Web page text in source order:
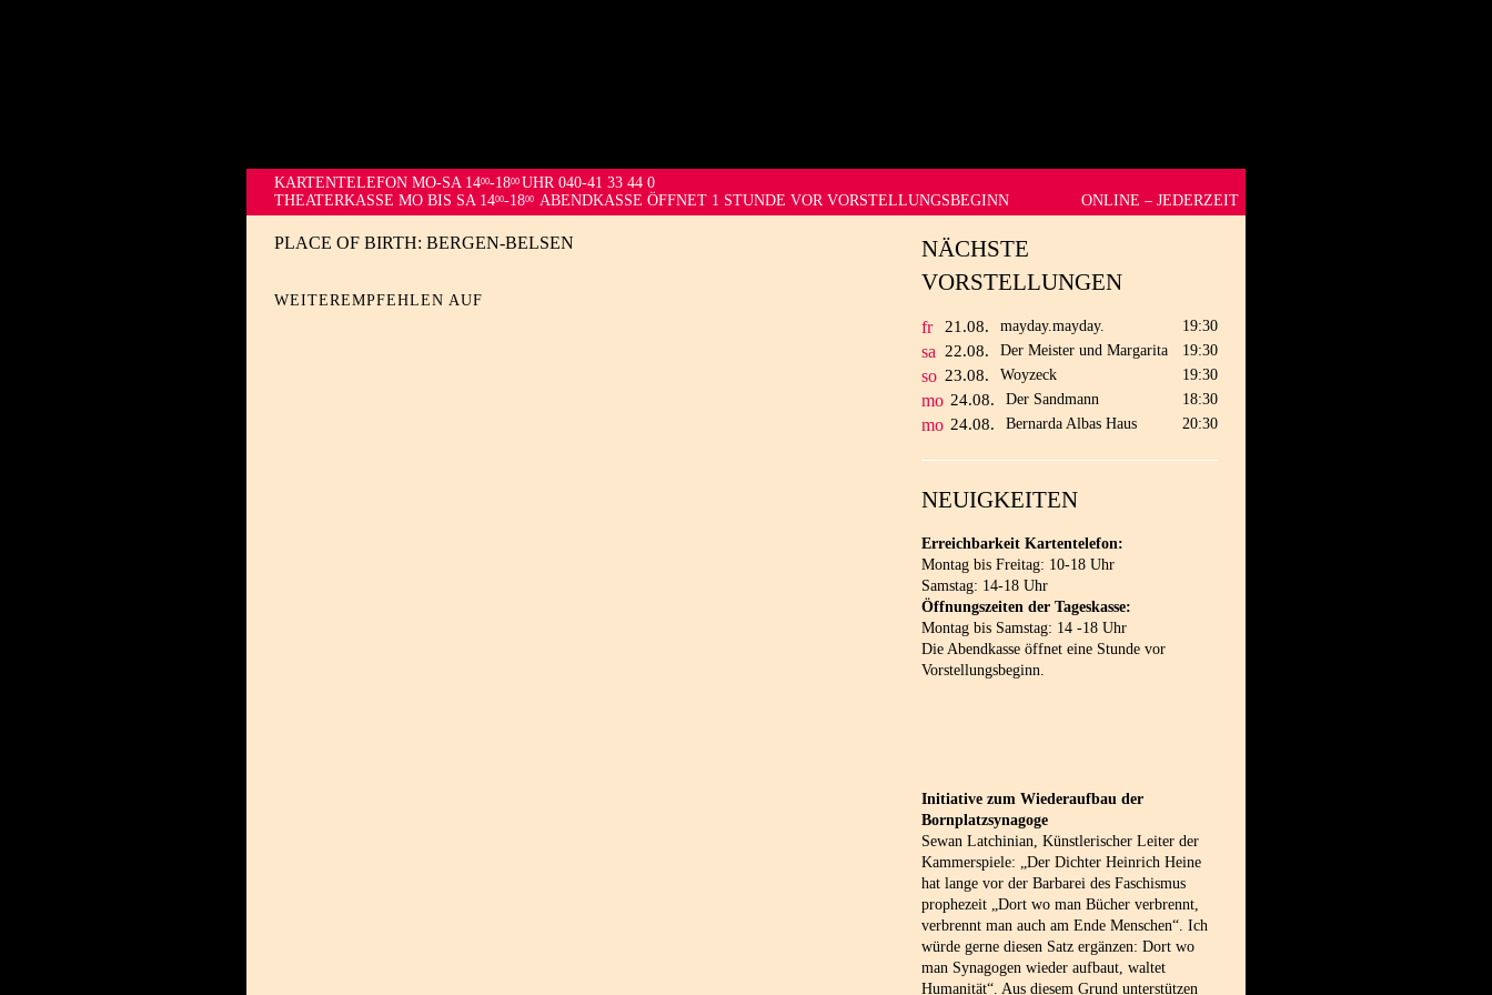
KARTENTELEFON MO-SA 1400-1800 UHR 040-41 33 44 0
THEATERKASSE MO BIS SA 1400-1800 ABENDKASSE ÖFFNET 1 STUNDE VOR VORSTELLUNGSBEGINN ONLINE – JEDERZEIT
PLACE OF BIRTH: BERGEN-BELSEN
WEITEREMPFEHLEN AUF
NÄCHSTE
VORSTELLUNGEN
fr 21.08. mayday.mayday. 19:30
sa 22.08. Der Meister und Margarita 19:30
so 23.08. Woyzeck 19:30
mo 24.08. Der Sandmann 18:30
mo 24.08. Bernarda Albas Haus 20:30
NEUIGKEITEN
Erreichbarkeit Kartentelefon:
Montag bis Freitag: 10-18 Uhr
Samstag: 14-18 Uhr
Öffnungszeiten der Tageskasse:
Montag bis Samstag: 14 -18 Uhr
Die Abendkasse öffnet eine Stunde vor
Vorstellungsbeginn.
Initiative zum Wiederaufbau der
Bornplatzsynagoge
Sewan Latchinian, Künstlerischer Leiter der
Kammerspiele: „Der Dichter Heinrich Heine
hat lange vor der Barbarei des Faschismus
prophezeit „Dort wo man Bücher verbrennt,
verbrennt man auch am Ende Menschen“. Ich
würde gerne diesen Satz ergänzen: Dort wo
man Synagogen wieder aufbaut, waltet
Humanität“. Aus diesem Grund unterstützen